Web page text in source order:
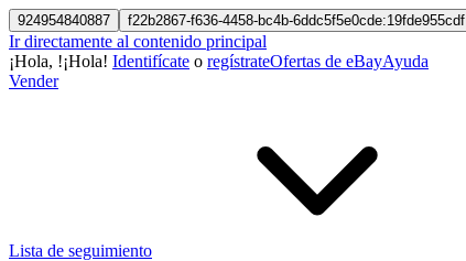
924954840887 f22b2867-f636-4458-bc4b-6ddc5f5e0cde:19fde955cdf
Ir directamente al contenido principal
¡Hola, !¡Hola! Identifícate o regístrateOfertas de eBayAyuda
Vender
Lista de seguimiento